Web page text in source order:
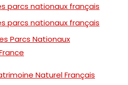
parcs nationaux français
parcs nationaux français
Parcs Nationaux
Naturel Français